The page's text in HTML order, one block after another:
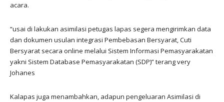
acara.
“usai di lakukan asimilasi petugas lapas segera mengirimkan data
dan dokumen usulan integrasi Pembebasan Bersyarat, Cuti
Bersyarat secara online melalui Sistem Informasi Pemasyarakatan
yakni Sistem Database Pemasyarakatan (SDP)” terang very
Johanes
Kalapas juga menambahkan, adapun pengeluaran Asimilasi di